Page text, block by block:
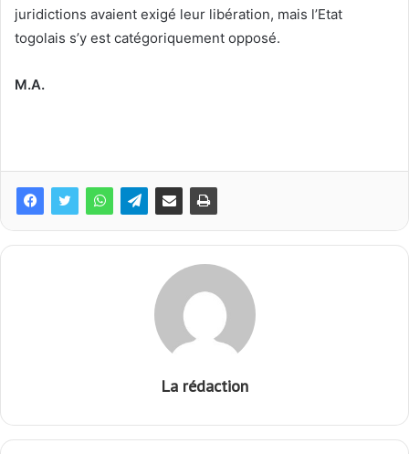
juridictions avaient exigé leur libération, mais l’Etat
togolais s’y est catégoriquement opposé.
M.A.
La rédaction